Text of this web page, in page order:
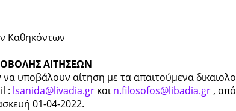
Καθηκόντων
ΑΙΤΗΣΕΩΝ
υποβάλουν αίτηση με τα απαιτούμενα
: lsanida@livadia.gr καιn.filosofos@libadia.gr ,
01-04-2022.